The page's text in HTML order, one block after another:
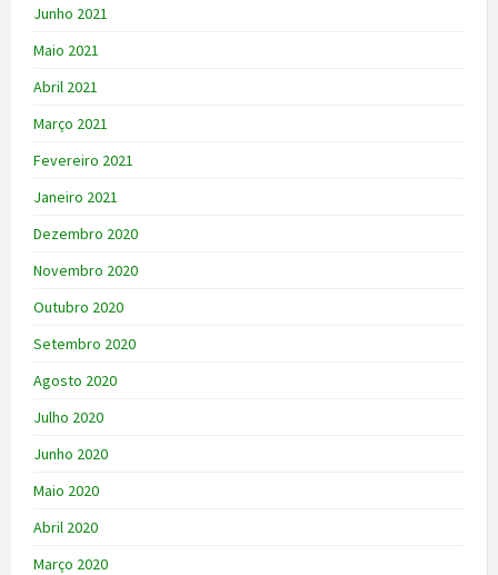
Junho 2021
Maio 2021
Abril 2021
Março 2021
Fevereiro 2021
Janeiro 2021
Dezembro 2020
Novembro 2020
Outubro 2020
Setembro 2020
Agosto 2020
Julho 2020
Junho 2020
Maio 2020
Abril 2020
Março 2020